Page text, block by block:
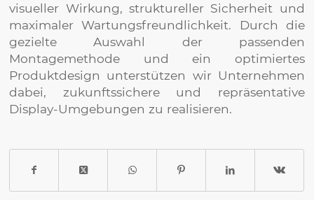
visueller Wirkung, struktureller Sicherheit und
maximaler Wartungsfreundlichkeit. Durch die
gezielte Auswahl der passenden
Montagemethode und ein optimiertes
Produktdesign unterstützen wir Unternehmen
dabei, zukunftssichere und repräsentative
Display-Umgebungen zu realisieren.